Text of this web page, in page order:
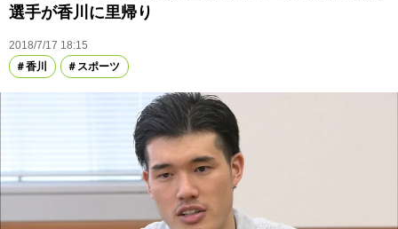
選手が香川に里帰り
2018/7/17 18:15
香川
スポーツ